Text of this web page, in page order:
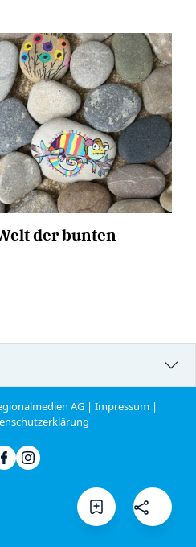
der bunten
AG |Impressum |